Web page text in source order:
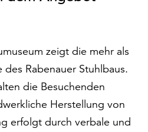
zeigt die mehr als
Rabenauer Stuhlbaus.
die Besuchenden
Herstellung von
erfolgt durch verbale und